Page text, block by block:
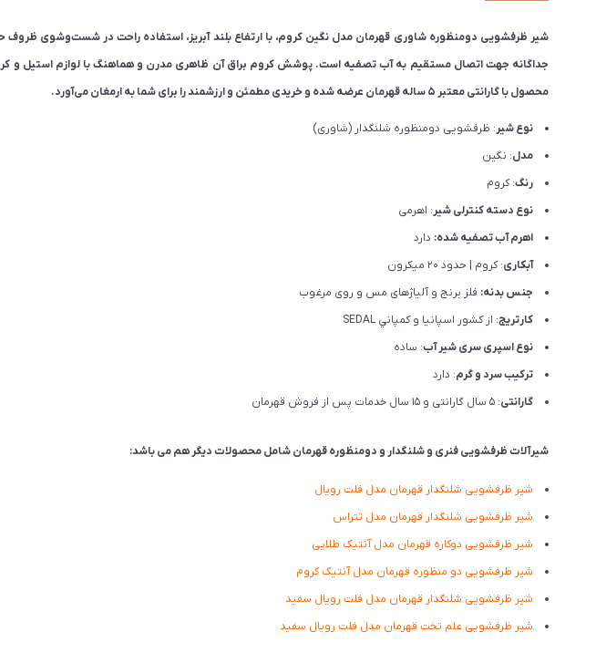
شیر ظرفشویی دومنظوره شاوری قهرمان مدل نگین کروم، با ارتفاع بلند آبریز، استفاده راحت در شست‌وشوی
جداگانه جهت اتصال مستقیم به آب تصفیه است. پوشش کروم براق آن ظاهری مدرن و هماهنگ با لوازم استیل و
محصول با گارانتی معتبر ۵ ساله قهرمان عرضه شده و خریدی مطمئن و ارزشمند را برای شما به ارمغان می‌آورد.
نوع شیر: ظرفشویی دومنظوره شلنگدار (شاوری)
مدل: نگین
رنگ: کروم
نوع دسته کنترلی شیر: اهرمی
اهرم آب تصفیه شده: دارد
آبکاری: کروم | حدود 20 میکرون
جنس بدنه: فلز برنج و آلیاژهای مس و روی مرغوب
کارتریج: از كشور اسپانيا و كمپاني SEDAL
نوع اسپری سری شیر آب: ساده
ترکیب سرد و گرم: دارد
گارانتی: 5 سال گارانتی و 15 سال خدمات پس از فروش قهرمان
شیرآلات ظرفشویی فنری و شلنگدار و دومنظوره قهرمان شامل محصولات دیگر هم می باشد:
شیر ظرفشویی شلنگدار قهرمان مدل فلت رویال
شیر ظرفشویی شلنگدار قهرمان مدل تتراس
شیر ظرفشویی دوکاره قهرمان مدل آنتیک طلایی
شیر ظرفشویی دو منظوره قهرمان مدل آنتیک کروم
شیر ظرفشویی شلنگدار قهرمان مدل فلت رویال سفید
شیر ظرفشویی علم تخت قهرمان مدل فلت رویال سفید